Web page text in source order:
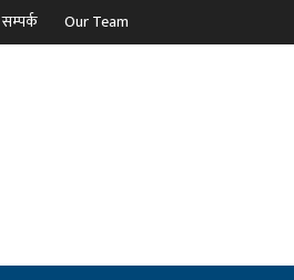
सम्पर्क Our Team